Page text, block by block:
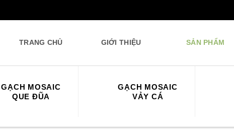
TRANG CHỦ GIỚI THIỆU SẢN PHẨM
GẠCH MOSAIC
QUE ĐŨA
GẠCH MOSAIC
VẢY CÁ